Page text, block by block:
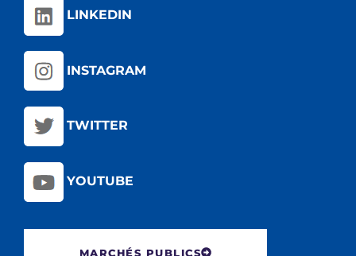
LINKEDIN
INSTAGRAM
TWITTER
YOUTUBE
MARCHÉS PUBLICS